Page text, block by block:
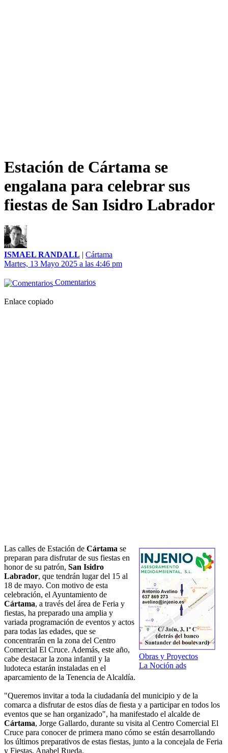
Estación de Cártama se
engalana para celebrar sus
fiestas de San Isidro Labrador
ISMAEL RANDALL | Cártama
Martes, 13 Mayo 2025 a las 4:46 pm
Comentarios
Enlace copiado
Obras y Proyectos
La Noción ads
Las calles de Estación de Cártama se
preparan para disfrutar de sus fiestas en
honor de su patrón, San Isidro
Labrador, que tendrán lugar del 15 al
18 de mayo. Con motivo de esta
celebración, el Ayuntamiento de
Cártama, a través del área de Feria y
fiestas, ha preparado una amplia y
variada programación de eventos y actos
para todas las edades, que se
concentrarán en la zona del Centro
Comercial El Cruce. Además, este año,
cabe destacar la zona infantil y la
ludoteca estarán instaladas en el
aparcamiento de la Tenencia de Alcaldía.
"Queremos invitar a toda la ciudadanía del municipio y de la
comarca a disfrutar de estos días de fiesta y a participar en todos los
eventos que se han organizado", ha manifestado el alcalde de
Cártama, Jorge Gallardo, durante su visita al Centro Comercial El
Cruce para conocer de primera mano cómo se están desarrollando
los últimos preparativos de estas fiestas, junto a la concejala de Feria
y Fiestas, Anabel Rueda.